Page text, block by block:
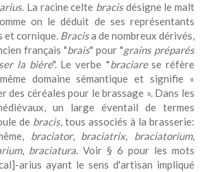
. La racine celte bracisdésigne le malt
on le déduit de ses représentants
et cornique. Bracisa de nombreux dérivés,
français "brais" pour "grains préparés
la bière". Le verbe *braciarese réfère
domaine sémantique et signifie «
des céréales pour le brassage ». Dans les
un large éventail de termes
de bracis, tous associés à la brasserie:
braciator, braciatrix, braciatorium,
, braciatura. Voir § 6 pour les mots
arius ayant le sens d'artisan impliqué